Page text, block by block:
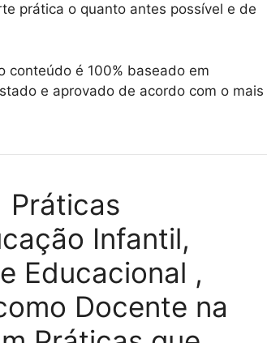
prática o quanto antes possível e de
conteúdo é 100% baseado em
e aprovado de acordo com o mais
Práticas
Infantil,
Educacional ,
Docente na